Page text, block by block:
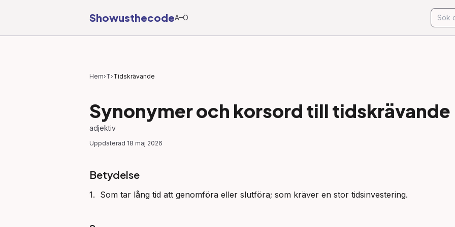
ShowusthecodeA–Ö
Hem›T›Tidskrävande
Synonymer och korsord till tidskrävande
adjektiv
Uppdaterad 18 maj 2026
Betydelse
1.  Som tar lång tid att genomföra eller slutföra; som kräver en stor tidsinvestering.